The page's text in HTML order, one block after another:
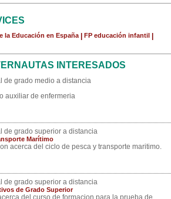
la Educación en España FP educación infantil
INTERESADOS
de grado medio a distancia
auxiliar de enfermeria
de grado superior a distancia
Marítimo
acerca del ciclo de pesca y transporte maritimo.
de grado superior a distancia
de Grado Superior
del curso de formacion para la prueba de